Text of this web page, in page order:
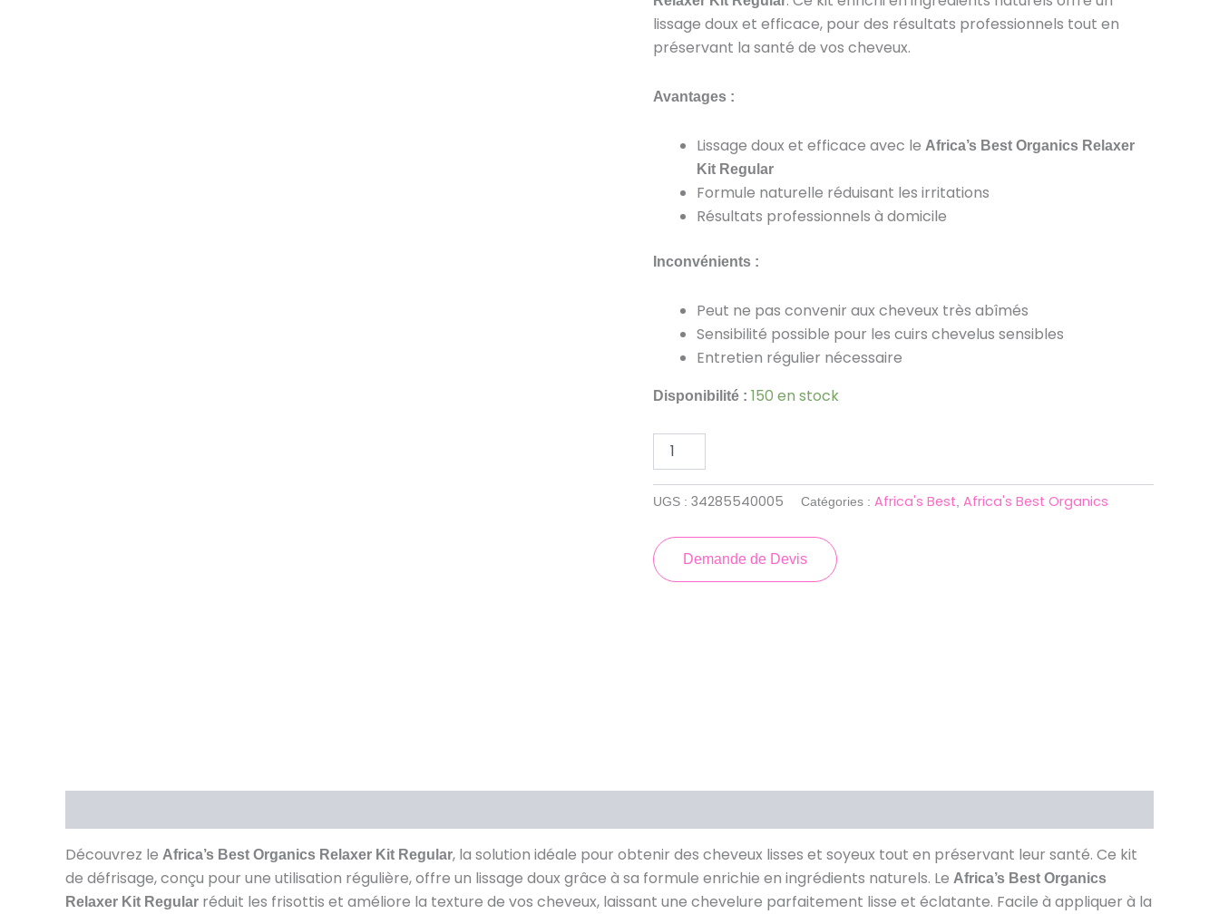
lissage doux et efficace, pour des résultats professionnels tout en
préservant la santé de vos cheveux.
Avantages :
Lissage doux et efficace avec le Africa’s Best Organics Relaxer
Kit Regular
Formule naturelle réduisant les irritations
Résultats professionnels à domicile
Inconvénients :
Peut ne pas convenir aux cheveux très abîmés
Sensibilité possible pour les cuirs chevelus sensibles
Entretien régulier nécessaire
Disponibilité : 150 en stock
Regular
UGS : 34285540005 Catégories : Africa's Best Africa's Best Organics
Demande de Devis
Découvrez le Africa’s Best Organics Relaxer Kit Regular, la solution idéale pour obtenir des cheveux lisses et soyeux tout en préservant leur santé. Ce kit
de défrisage, conçu pour une utilisation régulière, offre un lissage doux grâce à sa formule enrichie en ingrédients naturels. Le Africa’s Best Organics
Relaxer Kit Regular réduit les frisottis et améliore la texture de vos cheveux, laissant une chevelure parfaitement lisse et éclatante. Facile à appliquer à la